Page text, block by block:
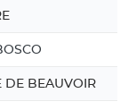
DE BEAUVOIR